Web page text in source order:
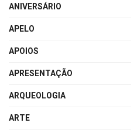
ANIVERSÁRIO
APELO
APOIOS
APRESENTAÇÃO
ARQUEOLOGIA
ARTE